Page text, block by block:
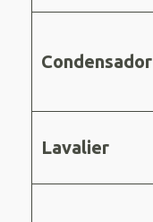
Condensador
Lavalier